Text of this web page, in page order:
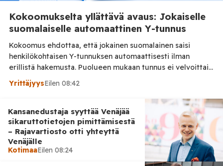
Kokoomukselta yllättävä avaus: Jokaiselle
suomalaiselle automaattinen Y-tunnus
Kokoomus ehdottaa, että jokainen suomalainen saisi
henkilökohtaisen Y-tunnuksen automaattisesti ilman
erillistä hakemusta. Puolueen mukaan tunnus ei velvoittaisi
yrittäjäksi eikä aiheuttaisi maksuja. Kokoomuksen
kansanedustajat Noora Fagerström ja Ville Valkonen
haluavat madaltaa yrittäjäksi ryhtymisen kynnystä
antamalla jokaiselle suomalaiselle henkilökohtaisen Y-
tunnuksen automaattisesti. Tilaa Posi TV –
tuellasi riippumaton suomalainen uutisointi jatkuu myös
tulevaisuudessa. Ehdotuksen mukaan tunnusta ei tarvitsisi
hakea erikseen, […]
YrittäjyysEilen 08:42
Kansanedustaja syyttää Venäjää
sikaruttotietojen pimittämisestä
– Rajavartiosto otti yhteyttä
Venäjälle
KotimaaEilen 08:24